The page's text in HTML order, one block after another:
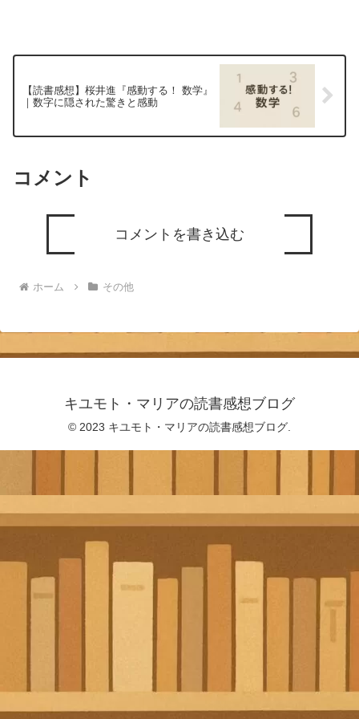
【読書感想】桜井進『感動する！ 数学』
｜数字に隠された驚きと感動
コメント
コメントを書き込む
ホーム その他
キユモト・マリアの読書感想ブログ
© 2023 キユモト・マリアの読書感想ブログ.